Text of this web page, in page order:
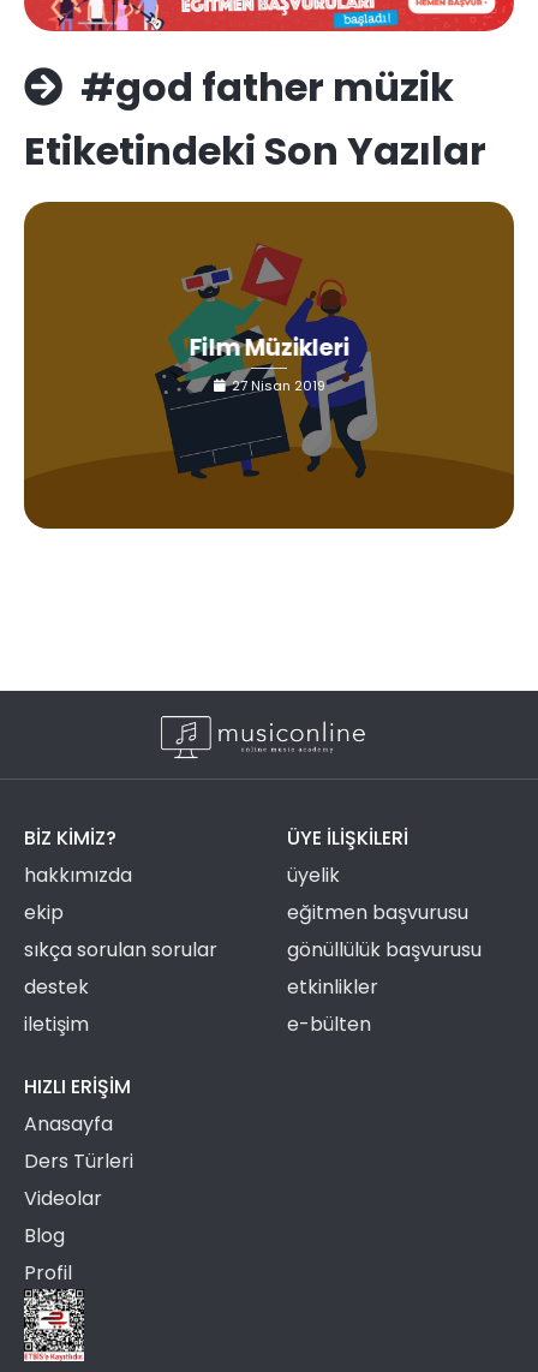
#god father müzik
Etiketindeki Son Yazılar
Film Müzikleri
27 Nisan 2019
BIZ KIMIZ?
hakkımızda
ekip
sıkça sorulan sorular
destek
iletişim
ÜYE ILIŞKILERI
üyelik
eğitmen başvurusu
gönüllülük başvurusu
etkinlikler
e-bülten
HIZLI ERIŞIM
Anasayfa
Ders Türleri
Videolar
Blog
Profil